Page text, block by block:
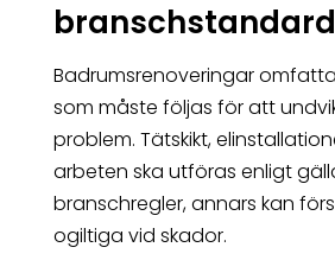
Badrumsrenoveringar
som måste följas för att
problem. Tätskikt,
arbeten ska utföras enligt
branschregler, annars kan
ogiltiga vid skador.